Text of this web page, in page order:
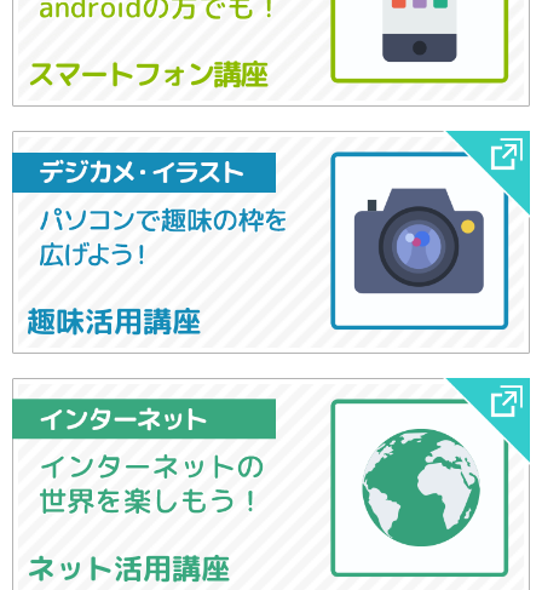
スマートフォン講座
趣味活用講座
ネット活用講座